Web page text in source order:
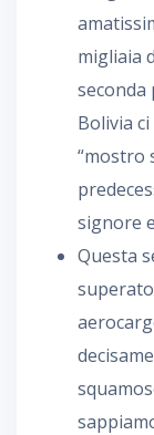
migliaia
seconda
Bolivia
“mostro
signore
Questa